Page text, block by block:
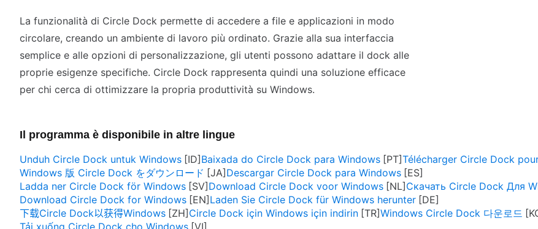
La funzionalità di Circle Dock permette di accedere a file e applicazioni in modo
circolare, creando un ambiente di lavoro più ordinato. Grazie alla sua interfaccia
semplice e alle opzioni di personalizzazione, gli utenti possono adattare il dock alle
proprie esigenze specifiche. Circle Dock rappresenta quindi una soluzione efficace
per chi cerca di ottimizzare la propria produttività su Windows.
Il programma è disponibile in altre lingue
Unduh Circle Dock untuk Windows
Baixada do Circle Dock para Windows
Télécharger Circle Dock
Windows 版 Circle Dock をダウンロード
Descargar Circle Dock para Windows
Ladda ner Circle Dock för Windows
Download Circle Dock voor Windows
Скачать Circle Dock Для
Download Circle Dock for Windows
Laden Sie Circle Dock für Windows herunter
下载Circle Dock以获得Windows
Circle Dock için Windows için indirin
Windows Circle Dock 다운로드
Tải xuống Circle Dock cho Windows